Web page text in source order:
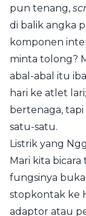
pun tenang,
di balik angka
komponen
minta tolong?
abal-abal itu
hari ke atlet
bertenaga,
satu-satu.
Listrik yang
Mari kita bicara
fungsinya
stopkontak ke
adaptor atau